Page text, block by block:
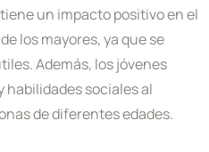
un impacto positivo en el
los mayores, ya que se
Además, los jóvenes
habilidades sociales al
de diferentes edades.